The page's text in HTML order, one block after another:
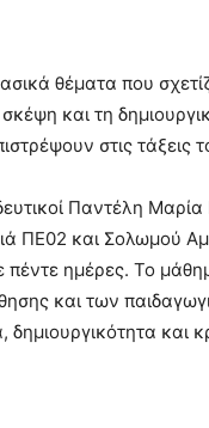
θέματα που
σκέψη και τη
στις
Παντέλη
ΠΕ02 και Σολωμού
πέντε ημέρες. Το
και των
δημιουργικότητα και